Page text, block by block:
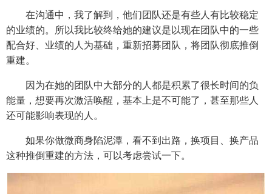
在沟通中，我了解到，他们团队还是有些人有比较稳定
的业绩的。所以我比较终给她的建议是以现在团队中的一些
配合好、业绩的人为基础，重新招募团队，将团队彻底推倒
重建。
因为在她的团队中大部分的人都是积累了很长时间的负
能量，想要再次激活唤醒，基本上是不可能了，甚至那些人
还可能影响表现的人。
如果你做微商身陷泥潭，看不到出路，换项目、换产品
这种推倒重建的方法，可以考虑尝试一下。